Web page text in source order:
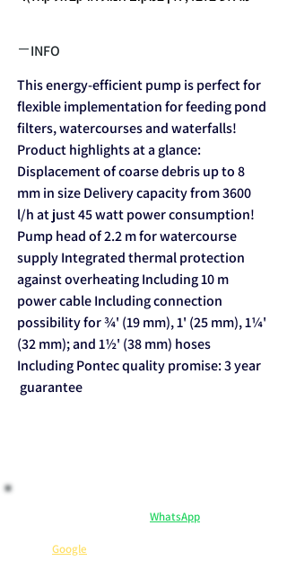
INFO
This energy-efficient pump is perfect for
flexible implementation for feeding pond
filters, watercourses and waterfalls!
Product highlights at a glance:
Displacement of coarse debris up to 8
mm in size Delivery capacity from 3600
l/h at just 45 watt power consumption!
Pump head of 2.2 m for watercourse
supply Integrated thermal protection
against overheating Including 10 m
power cable Including connection
possibility for ¾' (19 mm), 1' (25 mm), 1¼'
(32 mm); and 1½' (38 mm) hoses
Including Pontec quality promise: 3 year
guarantee
WhatsApp
Google